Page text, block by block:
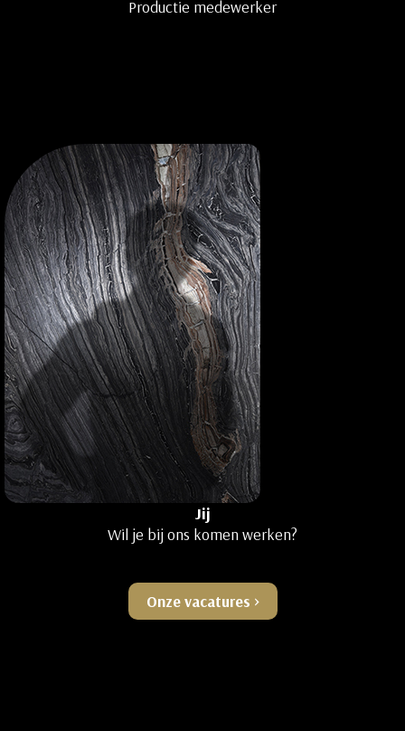
Productie medewerker
Jij
Wil je bij ons komen werken?
Onze vacatures >